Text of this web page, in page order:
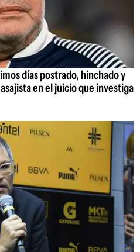
días postrado, hinchado y
en el juicio que investiga